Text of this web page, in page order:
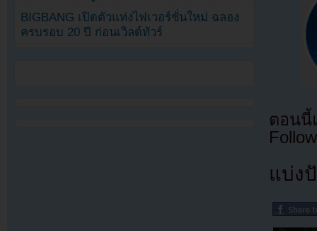
ตอนนี้
แบ่ง
BIGBANG เปิดตัวแท่งไฟเวอร์ชั่นใหม่ ฉลอง
ครบรอบ 20 ปี ก่อนเวิลด์ทัวร์